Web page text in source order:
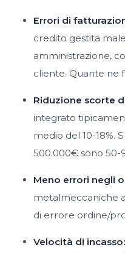
Errori di
credito gestita
amministrazione,
cliente. Quante ne
Riduzione scorte
integrato
medio del 10-18%.
500.000€ sono 50-
Meno errori negli
metalmeccaniche
di errore ordine/
Velocità di incasso: